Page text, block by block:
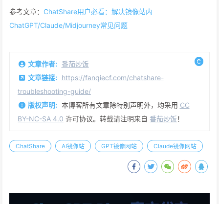
参考文章： ChatShare用户必看：解决镜像站内
ChatGPT/Claude/Midjourney常见问题
文章作者: 番茄炒饭
文章链接: https://fanqiecf.com/chatshare-
troubleshooting-guide/
版权声明: 本博客所有文章除特别声明外，均采用 CC
BY-NC-SA 4.0 许可协议。转载请注明来自 番茄炒饭！
ChatShare AI镜像站 GPT镜像网站 Claude镜像网站